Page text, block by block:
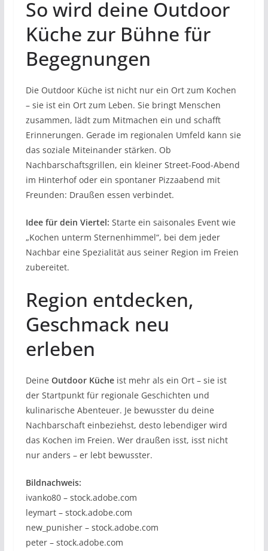
So wird deine Outdoor
Küche zur Bühne für
Begegnungen
Die Outdoor Küche ist nicht nur ein Ort zum Kochen
– sie ist ein Ort zum Leben. Sie bringt Menschen
zusammen, lädt zum Mitmachen ein und schafft
Erinnerungen. Gerade im regionalen Umfeld kann sie
das soziale Miteinander stärken. Ob
Nachbarschaftsgrillen, ein kleiner Street-Food-Abend
im Hinterhof oder ein spontaner Pizzaabend mit
Freunden: Draußen essen verbindet.
Idee für dein Viertel: Starte ein saisonales Event wie
„Kochen unterm Sternenhimmel“, bei dem jeder
Nachbar eine Spezialität aus seiner Region im Freien
zubereitet.
Region entdecken,
Geschmack neu
erleben
Deine Outdoor Kücheist mehr als ein Ort – sie ist
der Startpunkt für regionale Geschichten und
kulinarische Abenteuer. Je bewusster du deine
Nachbarschaft einbeziehst, desto lebendiger wird
das Kochen im Freien. Wer draußen isst, isst nicht
nur anders – er lebt bewusster.
Bildnachweis:
ivanko80 – stock.adobe.com
leymart – stock.adobe.com
new_punisher – stock.adobe.com
peter – stock.adobe.com